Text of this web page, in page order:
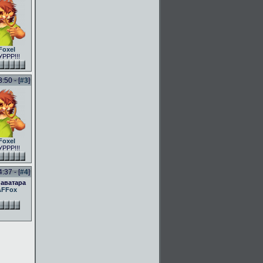
- [#3]
- [#4]